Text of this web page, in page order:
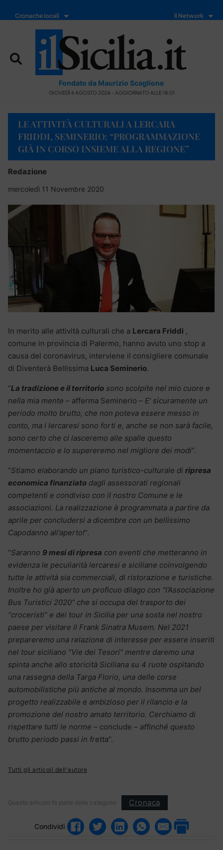
Cronache locali Il Network
Fondato da Maurizio Scaglione
GIOVEDÌ 6 AGOSTO 2026 - AGGIORNATO ALLE 18:01
LE ATTIVITÀ CULTURALI A LERCARA
FRIDDI, SEMINERIO: “PROGRAMMAZIONE
GIÀ IN CORSO INSIEME ALLA REGIONE”
Redazione
mercoledì 11 Novembre 2020
In merito alle attività culturali che a Lercara Friddi ,
comune in provincia di Palermo, hanno avuto uno stop a
causa del coronavirus, interviene il consigliere comunale
di Diventerà Bellissima Luca Seminerio.
“La tradizione e il territorio sono scolpite nel mio cuore e
nella mia mente – afferma Seminerio – E’ sicuramente un
periodo molto brutto, che non poteva essere messo in
conto, ma i lercaresi sono forti e, anche se non sarà facile,
sono certo che ci lasceremo alle spalle questo
momentaccio e lo supereremo nel migliore dei modi“.
“Stiamo elaborando un piano turistico-culturale di ripresa
economica finanziato dagli assessorati regionali
competenti e condiviso con il nostro Comune e le
associazioni. La realizzazione è programmata a partire da
aprile per concludersi a dicembre con un bellissimo
Capodanno all’aperto!“.
“Saranno 9 mesi di ripresa con eventi che metteranno in
evidenza le peculiarità lercaresi e siciliane coinvolgendo
tutte le attività sia commerciali, di ristorazione e turistiche.
Inoltre ho già aperto un proficuo dilago con “l’Associazione
Bus Turistici 2020” che si occupa del trasporto dei
“croceristi” e dei tour in Sicilia per una sosta nel nostro
paese per visitare il Frank Sinatra Musem. Nel 2021
prepareremo una relazione di interesse per essere inseriti
nel tour siciliano “Vie dei Tesori” mentre daremo una
spinta anche allo storicità Siciliana su 4 ruote ospitando
una rassegna della Targa Florio, una delle corse
automobilistiche più antiche al mondo. Insomma un bel
progetto realizzabile e ambizioso per il rilancio e la
promozione del nostro amato territorio. Cerchiamo di
rispettare tutti le norme – conclude – affinché questo
brutto periodo passi in fretta“.
Tutti gli articoli dell'autore
Questo articolo fa parte delle categorie: Cronaca
Condividi